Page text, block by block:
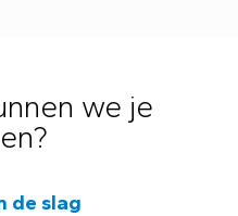
we je
de slag